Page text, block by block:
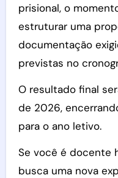
prisional, o
estruturar uma
documentação
previstas no
O resultado final
de 2026,
para o ano letivo.
Se você é docente
busca uma nova